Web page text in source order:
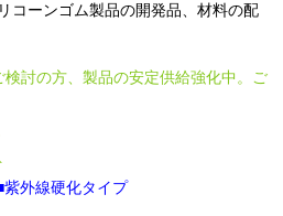
コーンゴム製品の開発品、材料の配
討の方、製品の安定供給強化中。ご
外線硬化タイプ